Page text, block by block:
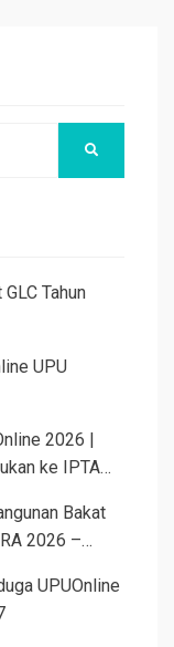
Tahun
UPU
2026 |
ke IPTA
Bakat
2026 –
UPUOnline